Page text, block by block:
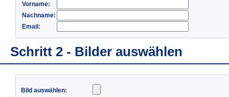
Vorname:
Nachname:
Email:
Schritt 2 - Bilder auswählen
Bild auswählen: